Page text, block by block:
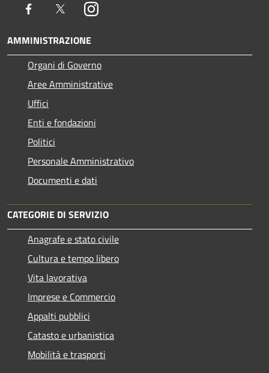
Facebook TwitterInstagram
AMMINISTRAZIONE
Organi di Governo
Aree Amministrative
Uffici
Enti e fondazioni
Politici
Personale Amministrativo
Documenti e dati
CATEGORIE DI SERVIZIO
Anagrafe e stato civile
Cultura e tempo libero
Vita lavorativa
Imprese e Commercio
Appalti pubblici
Catasto e urbanistica
Mobilità e trasporti